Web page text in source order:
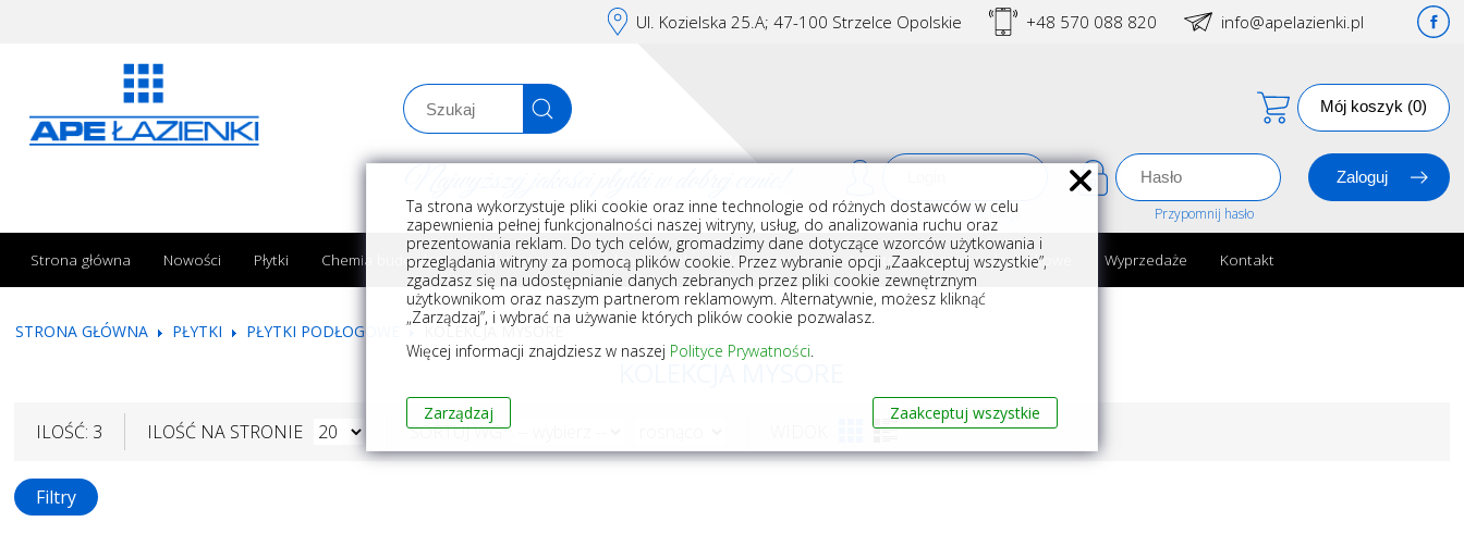
Ul. Kozielska 25.A; 47-100 Strzelce Opolskie +48 570 088 820 info@apelazienki.pl
Mój koszyk (0)
Rejestracja Przypomnij hasło
Strona główna Nowości Płytki Chemia budowlana Akcesoria do układania płytek Wyposażenie Armatura i akcesoria łazienkowe Wyprzedaże Kontakt
STRONA GŁÓWNA PŁYTKI PŁYTKI PODŁOGOWE KOLEKCJA MYSORE
KOLEKCJA MYSORE
ILOŚĆ: 3 ILOŚĆ NA STRONIE SORTUJ WG
Filtry
Ta strona wykorzystuje pliki cookie oraz inne technologie od różnych dostawców w celu
zapewnienia pełnej funkcjonalności naszej witryny, usług, do analizowania ruchu oraz
prezentowania reklam. Do tych celów, gromadzimy dane dotyczące wzorców użytkowania i
przeglądania witryny za pomocą plików cookie. Przez wybranie opcji „Zaakceptuj wszystkie”,
zgadzasz się na udostępnianie danych zebranych przez pliki cookie zewnętrznym
użytkownikom oraz naszym partnerom reklamowym. Alternatywnie, możesz kliknąć
„Zarządzaj”, i wybrać na używanie których plików cookie pozwalasz.
Więcej informacji znajdziesz w naszej Polityce Prywatności.
Zarządzaj Zaakceptuj wszystkie